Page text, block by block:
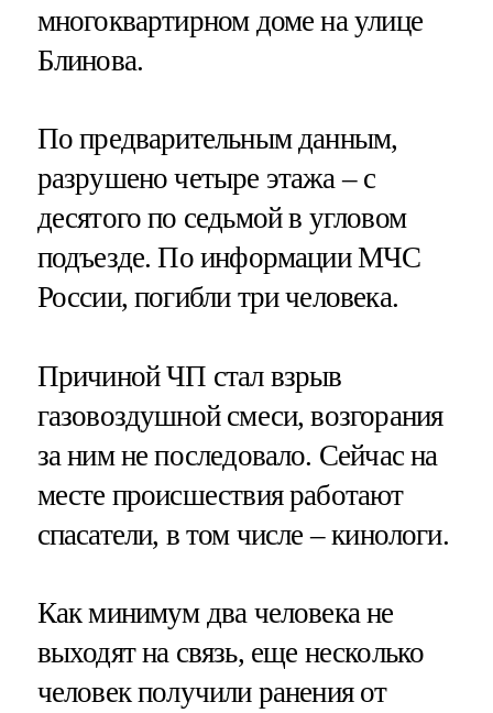
многоквартирном доме на улице
Блинова.
По предварительным данным,
разрушено четыре этажа – с
десятого по седьмой в угловом
подъезде. По информации МЧС
России, погибли три человека.
Причиной ЧП стал взрыв
газовоздушной смеси, возгорания
за ним не последовало. Сейчас на
месте происшествия работают
спасатели, в том числе – кинологи.
Как минимум два человека не
выходят на связь, еще несколько
человек получили ранения от